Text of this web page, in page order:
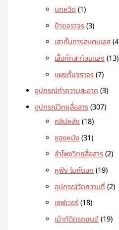
นกหวีด 1
ป้ายจราจร 3
เสากั้นทางสแตนเลส 4
เสื้อกั๊กสะท้อนแสง 13
แผงกั้นจราจร 7
อุปกรณ์ทำความสะอาด 3
อุปกรณ์วิทยุสื่อสาร 307
คลิปหลัง 18
ซองหนัง 31
ลำโพงวิทยุสื่อสาร 2
หูฟัง ไมค์นอก 19
อุปกรณ์วัดความถี่ 2
เซฟเวอร์ 18
เม้าท์ติดรถยนต์ 19